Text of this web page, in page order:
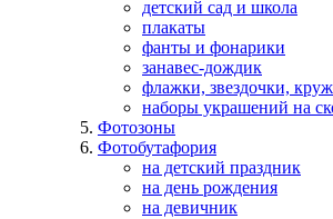
детский сад и школа
плакаты
фанты и фонарики
занавес-дождик
флажки, звездочки,
наборы украшений на
Фотозоны
Фотобутафория
на детский праздник
на день рождения
на девичник